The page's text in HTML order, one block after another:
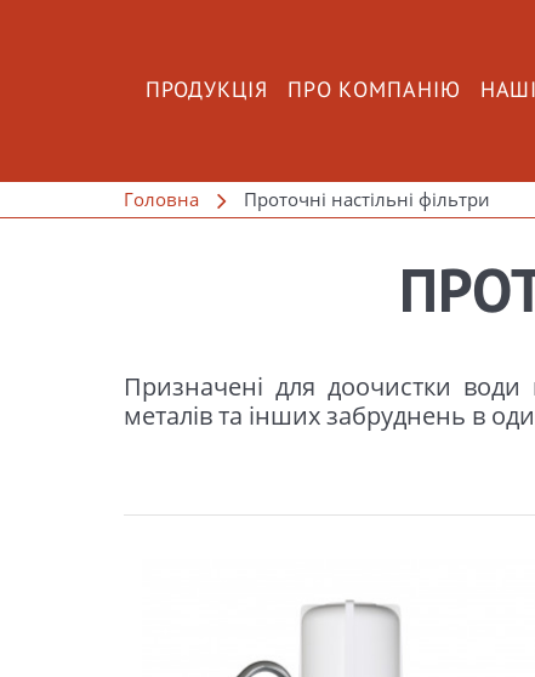
ПРОДУКЦІЯ ПРО КОМПАНІЮ
Головна Проточні настільні фільтри
Призначені для доочистки води
металів та інших забруднень в